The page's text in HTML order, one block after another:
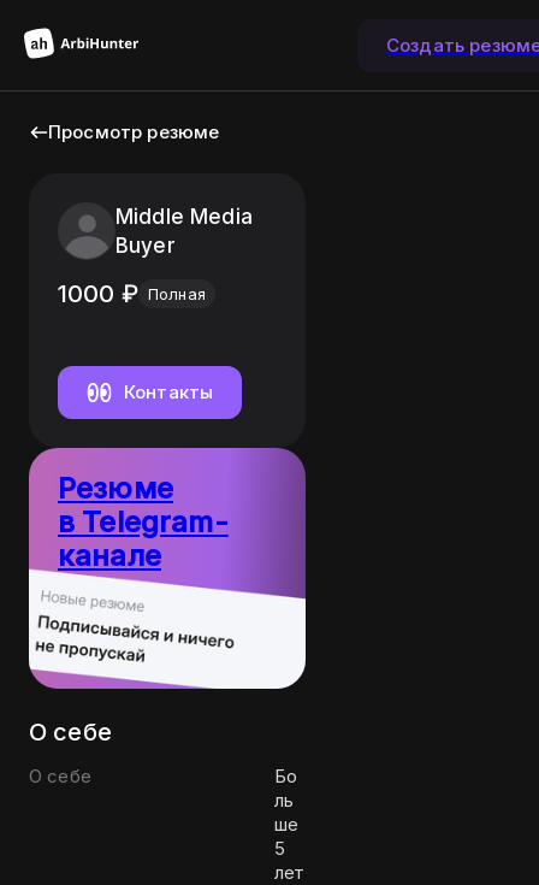
Создать
Просмотр резюме
Middle Media
Buyer
1000 ₽ Полная
Контакты
Резюме
в Telegram-
канале
10
резюме
каждый
день
О себе
О себе
Бо
ль
ше
5
лет